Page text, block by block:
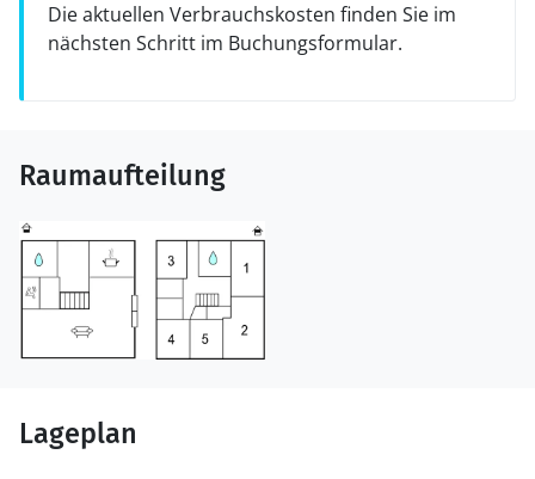
Die aktuellen Verbrauchskosten finden Sie im
nächsten Schritt im Buchungsformular.
Raumaufteilung
Lageplan